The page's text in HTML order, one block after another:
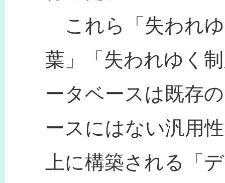
これら「失われ
葉」「失われゆく
ータベースは既存
ースにはない汎用
上に構築される「